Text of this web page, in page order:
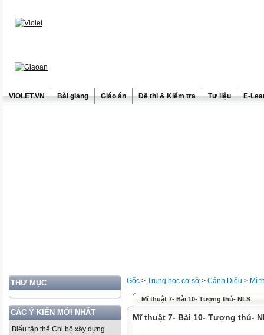
ViOLET.VN Bài giảng Giáo án Đề thi & Kiểm tra Tư liệu E-
THƯ MỤC
CÁC Ý KIẾN MỚI NHẤT
Biểu tập thể Chi bộ xây dựng
Gốc > Trung học cơ sở > Cánh Diều > Mĩ
Mĩ thuật 7- Bài 10- Tượng thú- NLS
Mĩ thuật 7- Bài 10- Tượng thú-